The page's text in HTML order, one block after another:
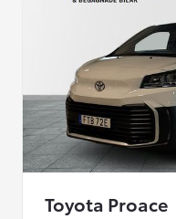
Toyota Proace